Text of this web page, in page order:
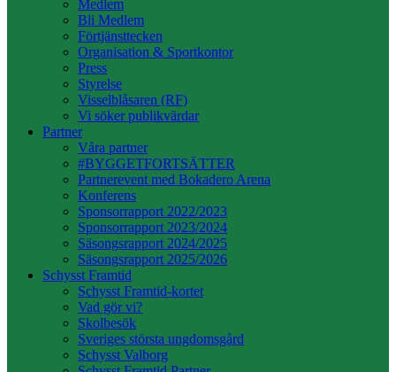
Medlem
Bli Medlem
Förtjänsttecken
Organisation & Sportkontor
Press
Styrelse
Visselblåsaren (RF)
Vi söker publikvärdar
Partner
Våra partner
#BYGGETFORTSÄTTER
Partnerevent med Bokadero Arena
Konferens
Sponsorrapport 2022/2023
Sponsorrapport 2023/2024
Säsongsrapport 2024/2025
Säsongsrapport 2025/2026
Schysst Framtid
Schysst Framtid-kortet
Vad gör vi?
Skolbesök
Sveriges största ungdomsgård
Schysst Valborg